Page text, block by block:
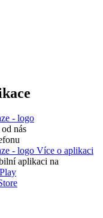
nás
Více o aplikaci
aplikaci na